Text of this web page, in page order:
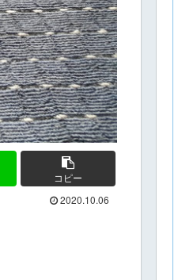
コピー
2020.10.06